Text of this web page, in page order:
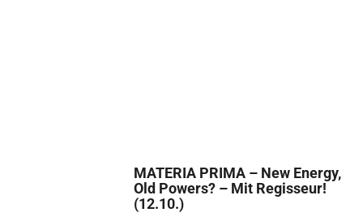
MATERIA PRIMA – New Energy,
Old Powers? – Mit Regisseur!
(12.10.)